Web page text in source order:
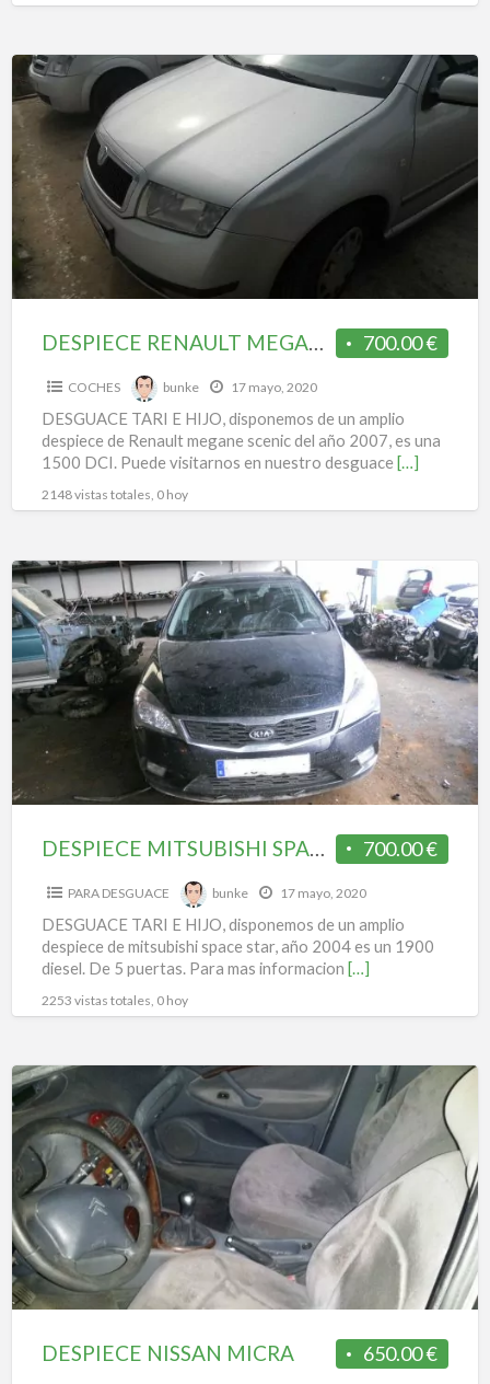
DESPIECE
RENAULT
MEGANE
SCENIC
700.00 €
DESPIECE RENAULT MEGANE SCENIC
COCHES bunke 17 mayo, 2020
DESGUACE TARI E HIJO, disponemos de un amplio
despiece de Renault megane scenic del año 2007, es una
1500 DCI. Puede visitarnos en nuestro desguace […]
2148 vistas totales, 0 hoy
DESPIECE
MITSUBISHI
SPACE
STAR
700.00 €
DESPIECE MITSUBISHI SPACE STAR
PARA DESGUACE bunke 17 mayo, 2020
DESGUACE TARI E HIJO, disponemos de un amplio
despiece de mitsubishi space star, año 2004 es un 1900
diesel. De 5 puertas. Para mas informacion […]
2253 vistas totales, 0 hoy
DESPIECE
NISSAN
MICRA
650.00 €
DESPIECE NISSAN MICRA